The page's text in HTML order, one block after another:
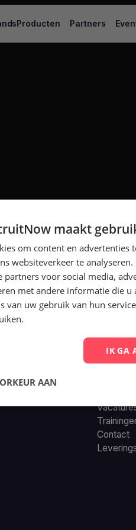
Producten Partners
Cockpit
Cockpit
Contact
maakt
om content en
websiteverkeer te
partners voor social media,
met andere informatie die
van uw gebruik van hun
IK GA
AAN